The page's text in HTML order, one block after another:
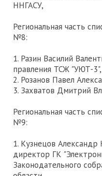
ННГАСУ,
Региональная часть
№8:
1. Разин Василий
правления ТСЖ "УЮТ-3",
2. Розанов Павел
3. Захватов Дмитрий
Региональная часть
№9:
1. Кузнецов
директор ГК
Законодательного